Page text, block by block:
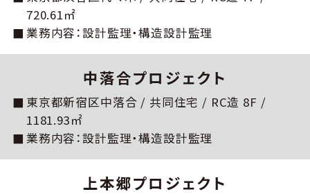
720.61㎡
業務内容：設計監理・構造設計監理
中落合プロジェクト
東京都新宿区中落合 / 共同住宅 / RC造 8F /
1181.93㎡
業務内容：設計監理・構造設計監理
上本郷プロジェクト